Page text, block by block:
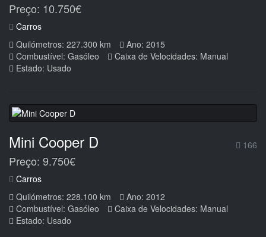
Preço: 10.750€
Carros
Quilómetros: 227.300 km
Ano: 2015
Combustível: Gasóleo
Caixa de Velocidades: Manual
Estado: Usado
166
Mini Cooper D
Preço: 9.750€
Carros
Quilómetros: 228.100 km
Ano: 2012
Combustível: Gasóleo
Caixa de Velocidades: Manual
Estado: Usado